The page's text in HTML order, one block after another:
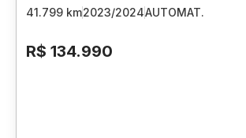
41.799 km2023/2024AUTOMAT.
R$ 134.990